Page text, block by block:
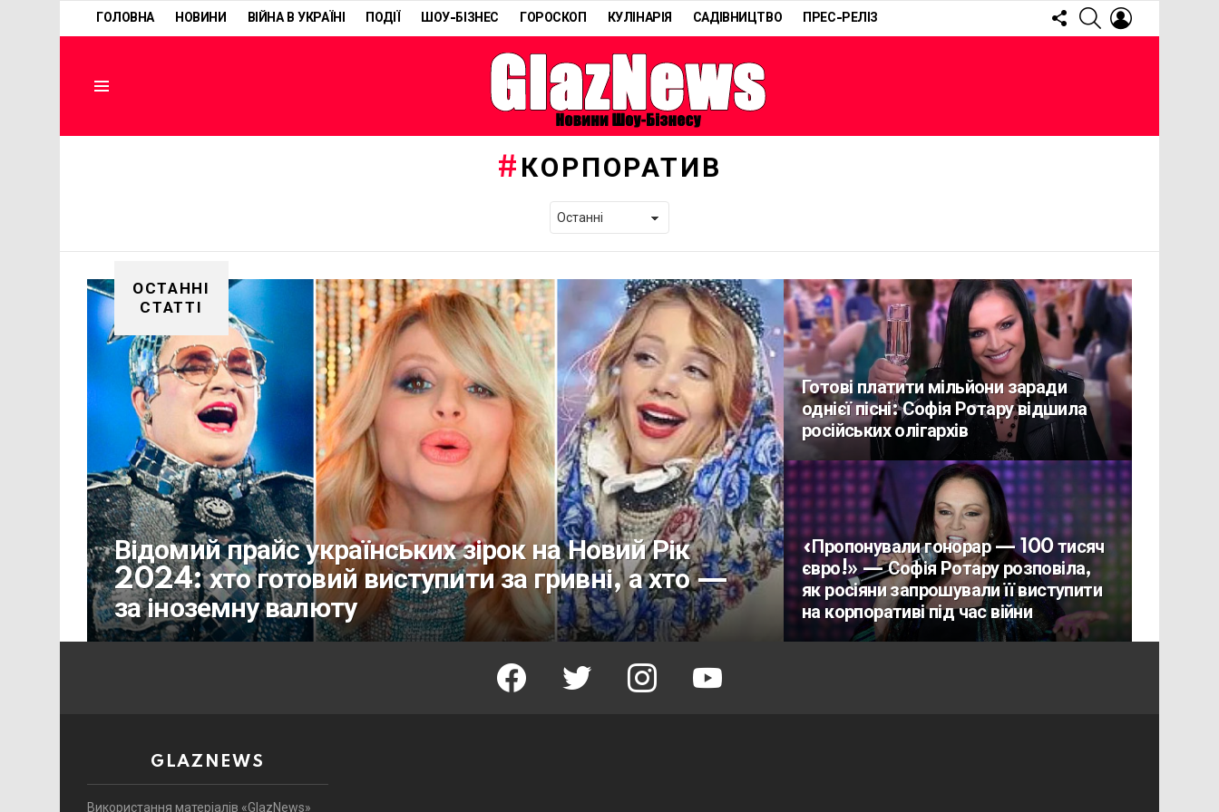
ГОЛОВНА НОВИНИ ВІЙНА В УКРАЇНІ ПОДІЇ ШОУ-БІЗНЕС ГОРОСКОП КУЛІНАРІЯ САДІВНИЦТВО ПРЕС-РЕЛІЗ
FOLLOW
US
SEARCH
КОРПОРАТИВ
ОСТАННІ
СТАТТІ
Відомий прайс українських зірок на Новий Рік
2024: хто готовий виступити за гривні, а хто —
за іноземну валюту
Готові платити мільйони заради
однієї пісні: Софія Ротару відшила
російських олігархів
«Пропонували гонорар — 100 тисяч
євро!» — Софія Ротару розповіла,
як росіяни запрошували її виступити
на корпоративі під час війни
facebook twitter instagram youtube
GLAZNEWS
Використання матеріалів «GlazNews»